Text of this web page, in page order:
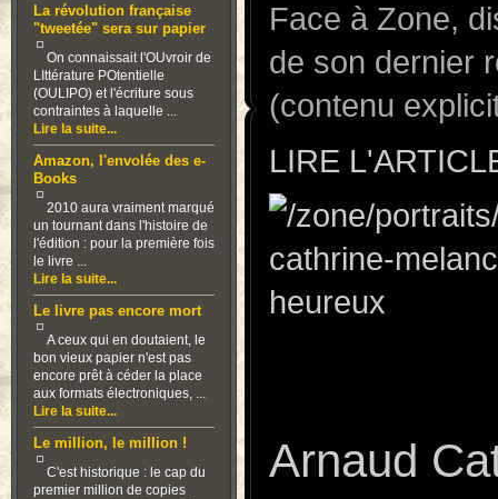
La révolution française
"tweetée" sera sur papier
On connaissait l'OUvroir de
LIttérature POtentielle
(OULIPO) et l'écriture sous
contraintes à laquelle ...
Lire la suite...
Amazon, l'envolée des e-
Books
2010 aura vraiment marqué
un tournant dans l'histoire de
l'édition : pour la première fois
le livre ...
Lire la suite...
Le livre pas encore mort
A ceux qui en doutaient, le
bon vieux papier n'est pas
encore prêt à céder la place
aux formats électroniques, ...
Lire la suite...
Le million, le million !
C'est historique : le cap du
premier million de copies
Face à Zone,
de son dernier
(contenu
LIRE
Arnaud